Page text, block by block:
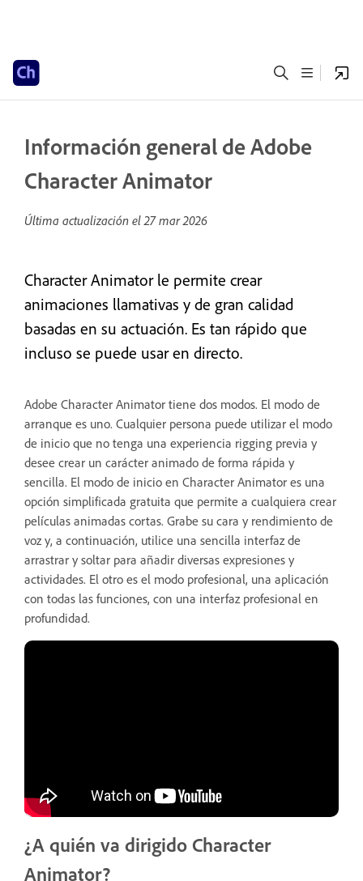
Información general de Adobe
Character Animator
Última actualización el27 mar 2026
Character Animator le permite crear
animaciones llamativas y de gran calidad
basadas en su actuación. Es tan rápido que
incluso se puede usar en directo.
Adobe Character Animator tiene dos modos. El modo de
arranque es uno. Cualquier persona puede utilizar el modo
de inicio que no tenga una experiencia rigging previa y
desee crear un carácter animado de forma rápida y
sencilla. El modo de inicio en Character Animator es una
opción simplificada gratuita que permite a cualquiera crear
películas animadas cortas. Grabe su cara y rendimiento de
voz y, a continuación, utilice una sencilla interfaz de
arrastrar y soltar para añadir diversas expresiones y
actividades. El otro es el modo profesional, una aplicación
con todas las funciones, con una interfaz profesional en
profundidad.
¿A quién va dirigido Character
Animator?